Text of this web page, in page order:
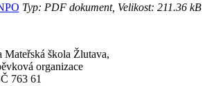
Typ: PDF dokument, Velikost: 211.36 kB
Mateřská škola Žlutava,
organizace
763 61